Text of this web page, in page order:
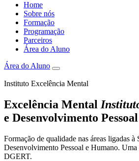
Home
Sobre nós
Formação
Programação
Parceiros
Área do Aluno
Área do Aluno
Instituto Excelência Mental
Excelência Mental
e Desenvolvimento Pessoal
Formação de qualidade nas áreas ligadas à
Desenvolvimento Pessoal e Humano.
DGERT.